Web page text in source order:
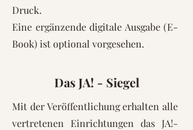
Druck.
Eine ergänzende digitale Ausgabe (E-
Book) ist optional vorgesehen.
Das JA! - Siegel
Mit der Veröffentlichung erhalten alle
vertretenen Einrichtungen das JA!-